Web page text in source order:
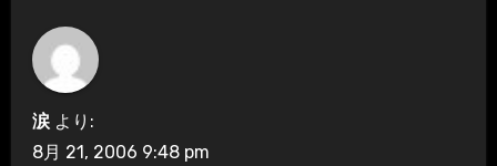
涙 より:
8月 21, 2006 9:48 pm